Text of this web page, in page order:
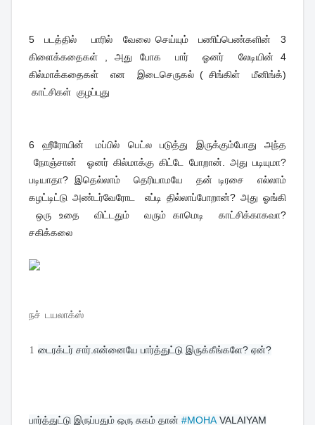
5 படத்தில் பாரில் வேலை செய்யும் பணிப்பெண்களின் 3
கிளைக்கதைகள் , அது போக பார் ஓனர் லேடியின் 4
கில்மாக்கதைகள் என இடைசெருகல் ( சிங்கிள் மீனிங்க்)
காட்சிகள் குழப்புது
6 ஹீரோயின் மப்பில் பெட்ல படுத்து இருக்கும்போது அந்த
நோஞ்சான் ஓனர் கில்மாக்கு கிட்டே போறான். அது படியுமா?
படியாதா? இதெல்லாம் தெரியாமயே தன் டிரசை எல்லாம்
கழட்டிட்டு அண்டர்வேரோட எப்டி தில்லாப்போறான்? அது ஓங்கி
ஒரு உதை விட்டதும் வரும் காமெடி காட்சிக்காகவா?
சகிக்கலை
நச் டயலாக்ஸ்
1 டைரக்டர் சார்.என்னையே பார்த்துட்டு இருக்கீங்களே? ஏன்?
பார்த்துட்டு இருப்பதும் ஒரு சுகம் தான் #MOHA VALAIYAM